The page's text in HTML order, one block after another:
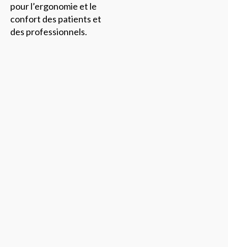
pour l’ergonomie et le
confort des patients et
des professionnels.